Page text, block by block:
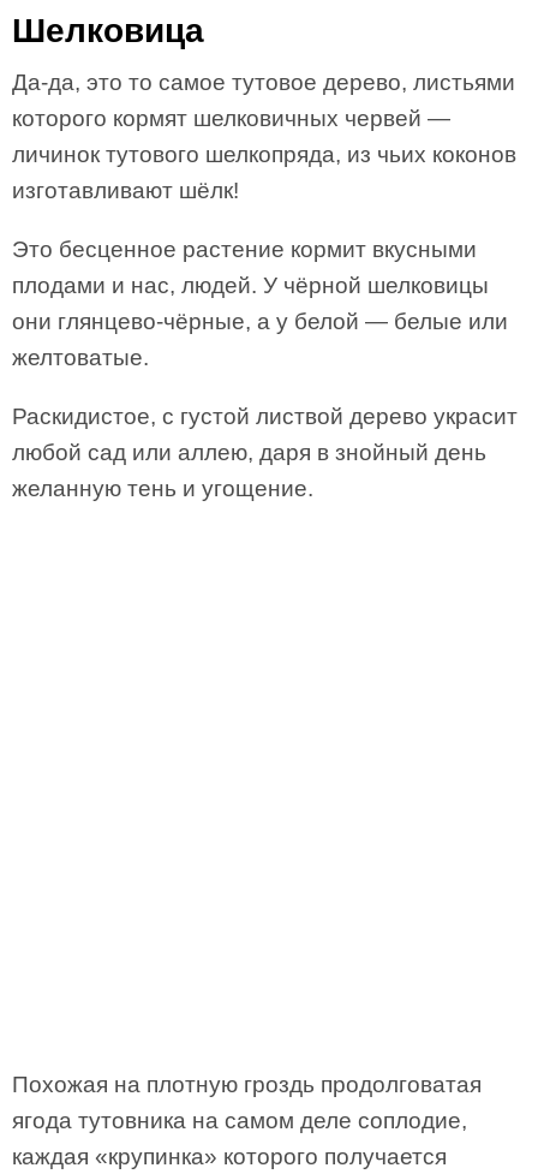
Шелковица
Да-да, это то самое тутовое дерево, листьями
которого кормят шелковичных червей —
личинок тутового шелкопряда, из чьих коконов
изготавливают шёлк!
Это бесценное растение кормит вкусными
плодами и нас, людей. У чёрной шелковицы
они глянцево-чёрные, а у белой — белые или
желтоватые.
Раскидистое, с густой листвой дерево украсит
любой сад или аллею, даря в знойный день
желанную тень и угощение.
Похожая на плотную гроздь продолговатая
ягода тутовника на самом деле соплодие,
каждая «крупинка» которого получается